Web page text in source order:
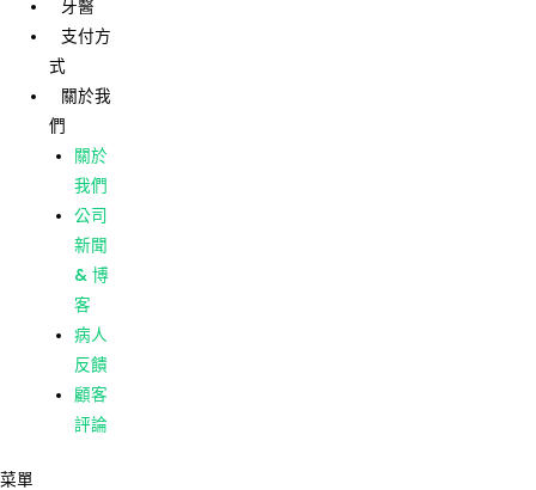
主頁
我們的
護理
我們的
診所
牙醫
支付方
關於我
關於
我們
牙醫
支付方
式
關於我
們
關於
我們
公司
新聞
& 博
客
病人
反饋
顧客
評論
菜單